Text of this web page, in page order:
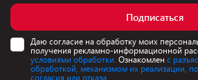
Подписаться
Даю согласие на обработку моих
получения рекламно-информационной
условиями обработки. Ознакомлен с
обработкой, механизмом их реализации,
согласия или отказа.